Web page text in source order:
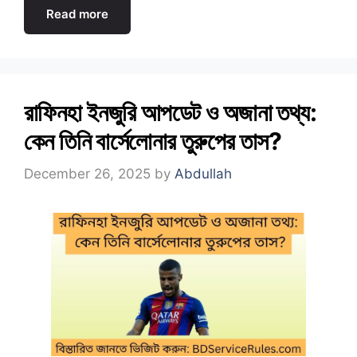
Read more
রাফিনহা ইনজুরি আপডেট ও অজানা তথ্য:
কেন তিনি বার্সেলোনার তুরুপের তাস?
December 26, 2025 by Abdullah